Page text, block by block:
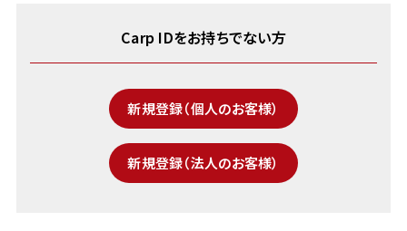
Carp IDをお持ちでない方
新規登録（個人のお客様）
新規登録（法人のお客様）